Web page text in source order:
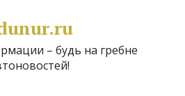
– будь на гребне